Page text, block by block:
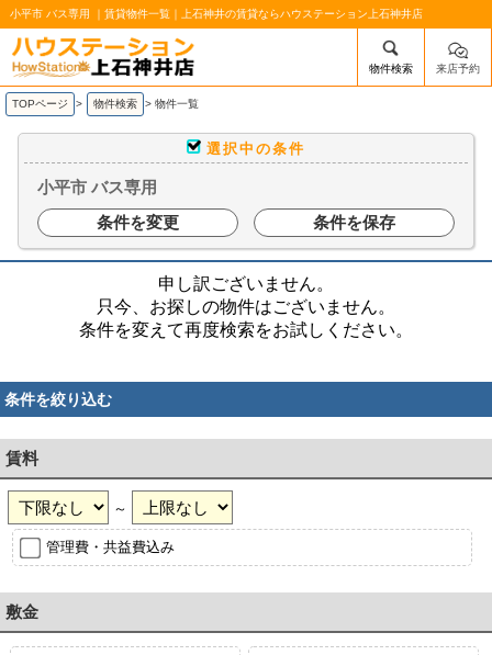
小平市 バス専用 ｜賃貸物件一覧｜上石神井の賃貸ならハウステーション上石神井店
/mobile_img/head-logo.png
物件検索 来店予約
TOPページ > 物件検索 > 物件一覧
選択中の条件
小平市 バス専用
条件を変更
条件を保存
申し訳ございません。
只今、お探しの物件はございません。
条件を変えて再度検索をお試しください。
条件を絞り込む
賃料
～
管理費・共益費込み
敷金